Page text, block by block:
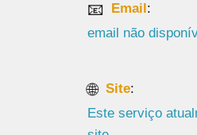
Email :
email não
Site:
Este serviço